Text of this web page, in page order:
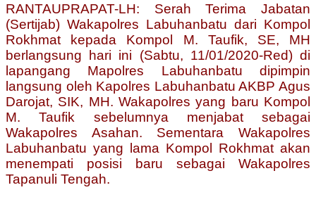
RANTAUPRAPAT-LH: Serah Terima Jabatan
(Sertijab) Wakapolres Labuhanbatu dari Kompol
Rokhmat kepada Kompol M. Taufik, SE, MH
berlangsung hari ini (Sabtu, 11/01/2020-Red) di
lapangang Mapolres Labuhanbatu dipimpin
langsung oleh Kapolres Labuhanbatu AKBP Agus
Darojat, SIK, MH. Wakapolres yang baru Kompol
M. Taufik sebelumnya menjabat sebagai
Wakapolres Asahan. Sementara Wakapolres
Labuhanbatu yang lama Kompol Rokhmat akan
menempati posisi baru sebagai Wakapolres
Tapanuli Tengah.